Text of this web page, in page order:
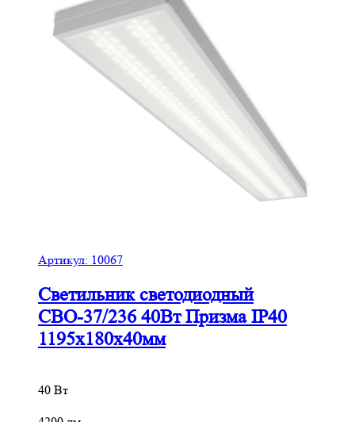
Артикул: 10067
Светильник светодиодный
СВО-37/236 40Вт Призма IP40
1195х180х40мм
40 Вт